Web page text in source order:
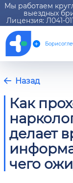
Мы работаем
выездных
Лицензия: Л041-
Назад
Как
делает
чего